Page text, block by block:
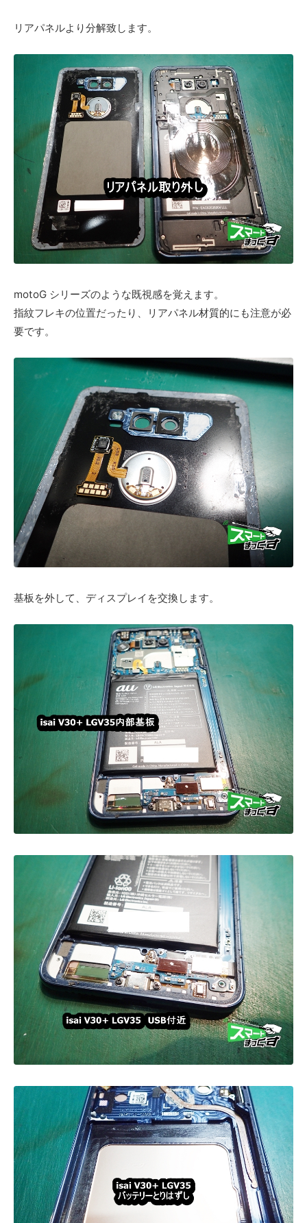
リアパネルより分解致します。
motoG シリーズのような既視感を覚えます。
指紋フレキの位置だったり、リアパネル材質的にも注意が必
要です。
基板を外して、ディスプレイを交換します。